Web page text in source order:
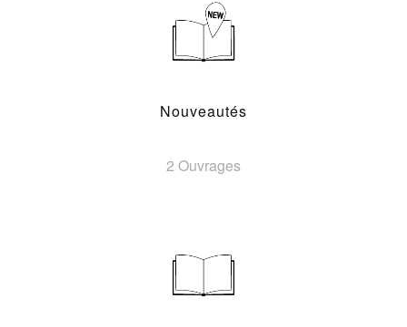
Nouveautés
2 Ouvrages